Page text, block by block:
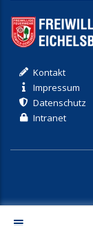
Kontakt
Impressum
Datenschutz
Intranet
©